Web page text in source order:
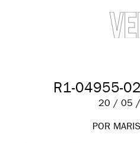
R1-04955-
20 / 05
POR